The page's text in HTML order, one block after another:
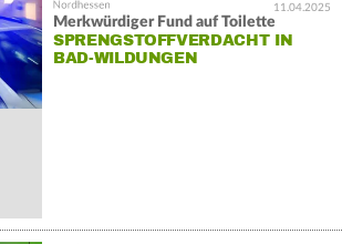
11.04.2025
Merkwürdiger Fund auf Toilette
SPRENGSTOFFVERDACHT IN
BAD-WILDUNGEN